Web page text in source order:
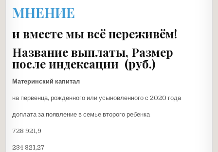
МНЕНИЕ
и вместе мы всё переживём!
Название выплаты, Размер
после индексации (руб.)
Материнский капитал
на первенца, рожденного или усыновленного с 2020 года
доплата за появление в семье второго ребенка
728 921,9
234 321,27